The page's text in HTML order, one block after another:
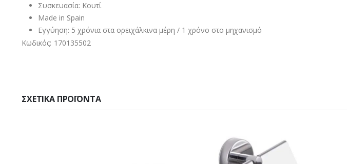
Συσκευασία: Κουτί
Made in Spain
Εγγύηση: 5 χρόνια στα ορειχάλκινα μέρη / 1 χρόνο στο μηχανισμό
Κωδικός: 170135502
ΣΧΕΤΙΚΆ ΠΡΟΪΌΝΤΑ